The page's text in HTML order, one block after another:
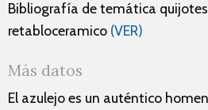
Bibliografía de temática
retabloceramico (VER)
Más datos
El azulejo es un auténtico